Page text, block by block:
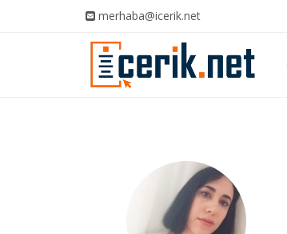
merhaba@icerik.net